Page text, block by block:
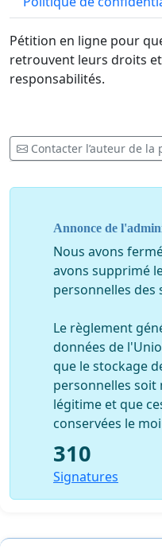
Pétition en ligne pour
retrouvent leurs droits
responsabilités.
Contacter l’auteur de la
Annonce de
Nous avons
avons supprimé
personnelles des
Le règlement
données de
que le stockage
personnelles soit
légitime et que
conservées le
310
Signatures